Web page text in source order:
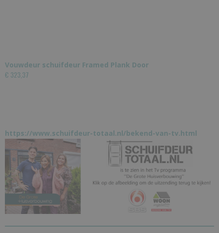
Vouwdeur schuifdeur Framed Plank Door
€ 323,37
https://www.schuifdeur-totaal.nl/bekend-van-tv.html